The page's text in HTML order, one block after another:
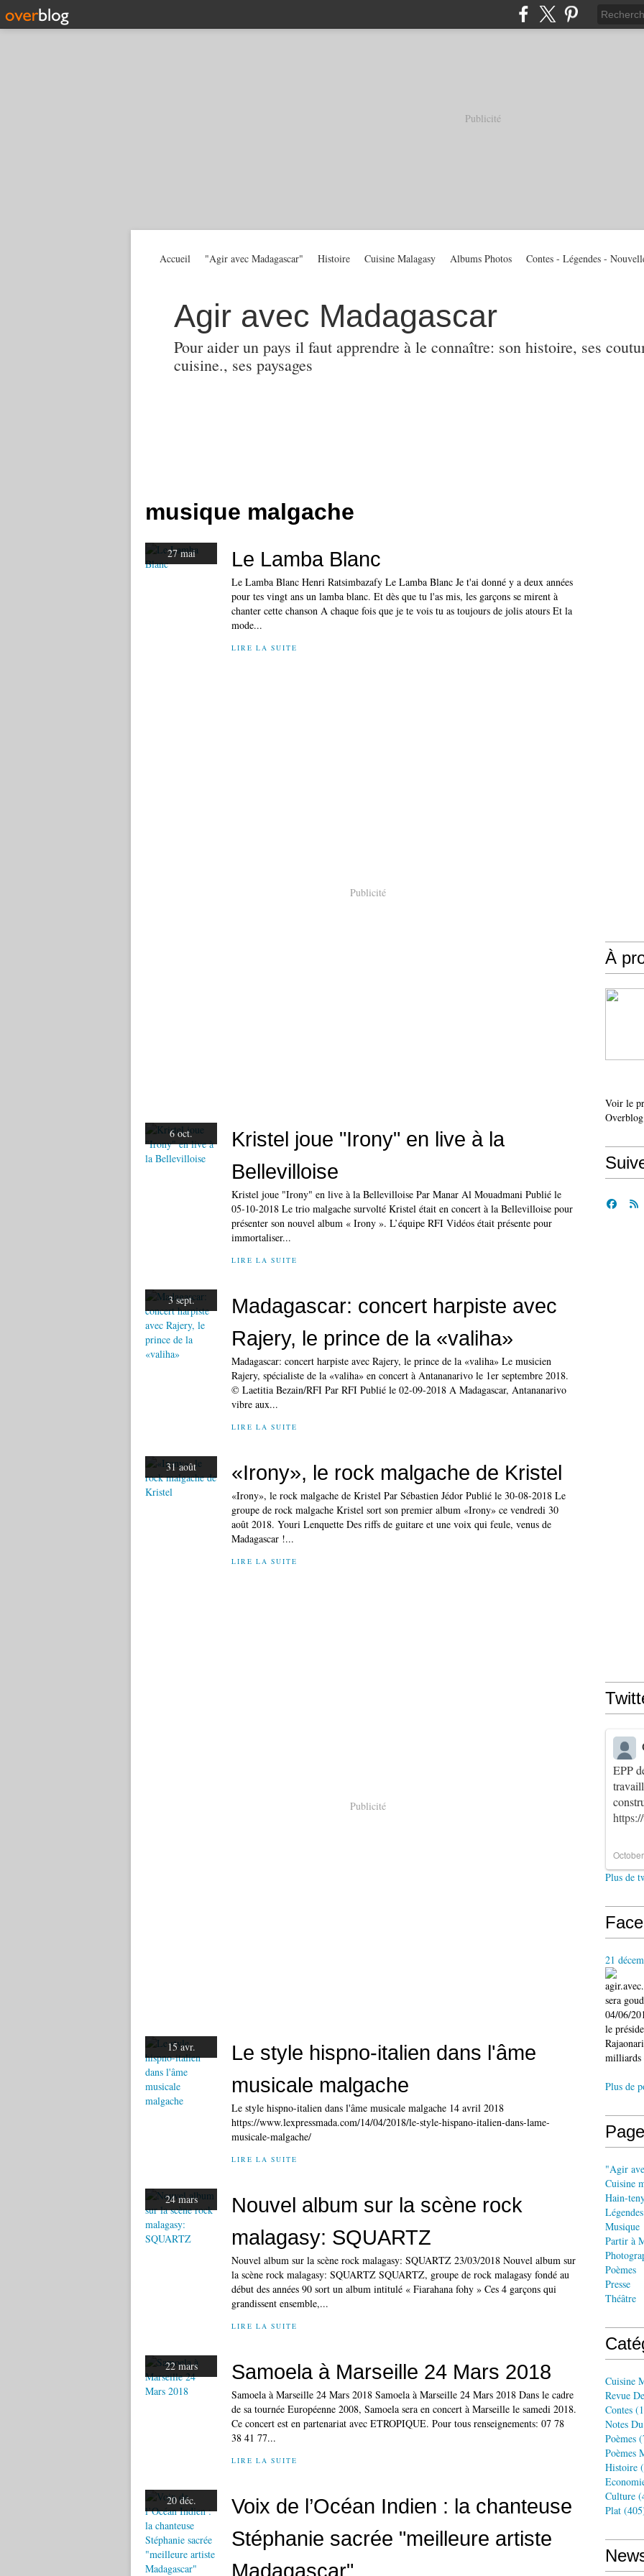
Publicité
Agir avec Madagascar
Pour aider un pays il faut apprendre à le connaître: son histoire, ses
cuisine., ses paysages
Accueil "Agir avec Madagascar" Histoire Cuisine Malagasy Albums Photos Contes - Légendes -
musique malgache
27 mai Le Lamba Blanc
Le Lamba Blanc Henri Ratsimbazafy Le Lamba Blanc Je t'ai donné y a deux années
pour tes vingt ans un lamba blanc. Et dès que tu l'as mis, les garçons se mirent à
chanter cette chanson A chaque fois que je te vois tu as toujours de jolis atours Et la
mode...
LIRE LA SUITE
Publicité
6 oct.
Kristel joue "Irony" en live à la
Bellevilloise
Kristel joue "Irony" en live à la Bellevilloise Par Manar Al Mouadmani Publié le
05-10-2018 Le trio malgache survolté Kristel était en concert à la Bellevilloise pour
présenter son nouvel album « Irony ». L’équipe RFI Vidéos était présente pour
immortaliser...
LIRE LA SUITE
3 sept.
Madagascar: concert harpiste avec
Rajery, le prince de la «valiha»
Madagascar: concert harpiste avec Rajery, le prince de la «valiha» Le musicien
Rajery, spécialiste de la «valiha» en concert à Antananarivo le 1er septembre 2018.
© Laetitia Bezain/RFI Par RFI Publié le 02-09-2018 A Madagascar, Antananarivo
vibre aux...
LIRE LA SUITE
31 août «Irony», le rock malgache de Kristel
«Irony», le rock malgache de Kristel Par Sébastien Jédor Publié le 30-08-2018 Le
groupe de rock malgache Kristel sort son premier album «Irony» ce vendredi 30
août 2018. Youri Lenquette Des riffs de guitare et une voix qui feule, venus de
Madagascar !...
LIRE LA SUITE
Publicité
15 avr.
Le style hispno-italien dans l'âme
musicale malgache
Le style hispno-italien dans l'âme musicale malgache 14 avril 2018
https://www.lexpressmada.com/14/04/2018/le-style-hispano-italien-dans-lame-
musicale-malgache/
LIRE LA SUITE
24 mars
Nouvel album sur la scène rock
malagasy: SQUARTZ
Nouvel album sur la scène rock malagasy: SQUARTZ 23/03/2018 Nouvel album sur
la scène rock malagasy: SQUARTZ SQUARTZ, groupe de rock malagasy fondé au
début des années 90 sort un album intitulé « Fiarahana fohy » Ces 4 garçons qui
grandissent ensemble,...
LIRE LA SUITE
22 mars Samoela à Marseille 24 Mars 2018
Samoela à Marseille 24 Mars 2018 Samoela à Marseille 24 Mars 2018 Dans le cadre
de sa tournée Européenne 2008, Samoela sera en concert à Marseille le samedi 2018.
Ce concert est en partenariat avec ETROPIQUE. Pour tous renseignements: 07 78
38 41 77...
LIRE LA SUITE
20 déc.
Voix de l’Océan Indien : la chanteuse
Stéphanie sacrée "meilleure artiste
Madagascar"
À
Voir le
Overblog
EPP
Plus de
21
sera
04/06/
le
milliards
Plus de
"Agir
Cuisine
Hain-
Légendes
Musique
Partir à
Poèmes
Presse
Théâtre
Cuisine
Revue
Contes
Notes Du
Poèmes
Poèmes
Histoire
Culture
Plat